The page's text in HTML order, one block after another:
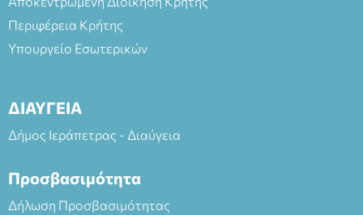
Περιφέρεια Κρήτης
Υπουργείο Εσωτερικών
ΔΙΑΥΓΕΙΑ
Δήμος Ιεράπετρας - Διαύγεια
Προσβασιμότητα
Δήλωση Προσβασιμότητας